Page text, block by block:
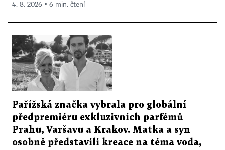
4. 8. 2026 ▪ 6 min. čtení
Pařížská značka vybrala pro globální
předpremiéru exkluzivních parfémů
Prahu, Varšavu a Krakov. Matka a syn
osobně představili kreace na téma voda,